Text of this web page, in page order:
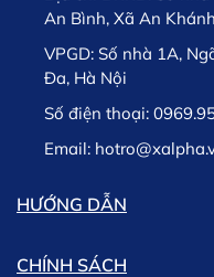
hàng chúng tôi sẽ
khách hàng có thể lựa
An Bình, Xã An
VPGD: Số nhà 1A,
Đa, Hà Nội
Số điện thoại:
Email:
HƯỚNG DẪN
CHÍNH SÁCH